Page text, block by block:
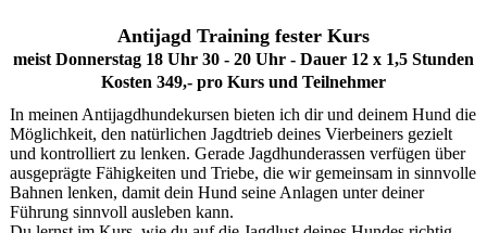
Antijagd Training fester Kurs
meist Donnerstag 18 Uhr 30 - 20 Uhr - Dauer 12 x 1,5 Stunden
Kosten 349,- pro Kurs und Teilnehmer
In meinen Antijagdhundekursen bieten ich dir und deinem Hund die
Möglichkeit, den natürlichen Jagdtrieb deines Vierbeiners gezielt
und kontrolliert zu lenken. Gerade Jagdhunderassen verfügen über
ausgeprägte Fähigkeiten und Triebe, die wir gemeinsam in sinnvolle
Bahnen lenken, damit dein Hund seine Anlagen unter deiner
Führung sinnvoll ausleben kann.